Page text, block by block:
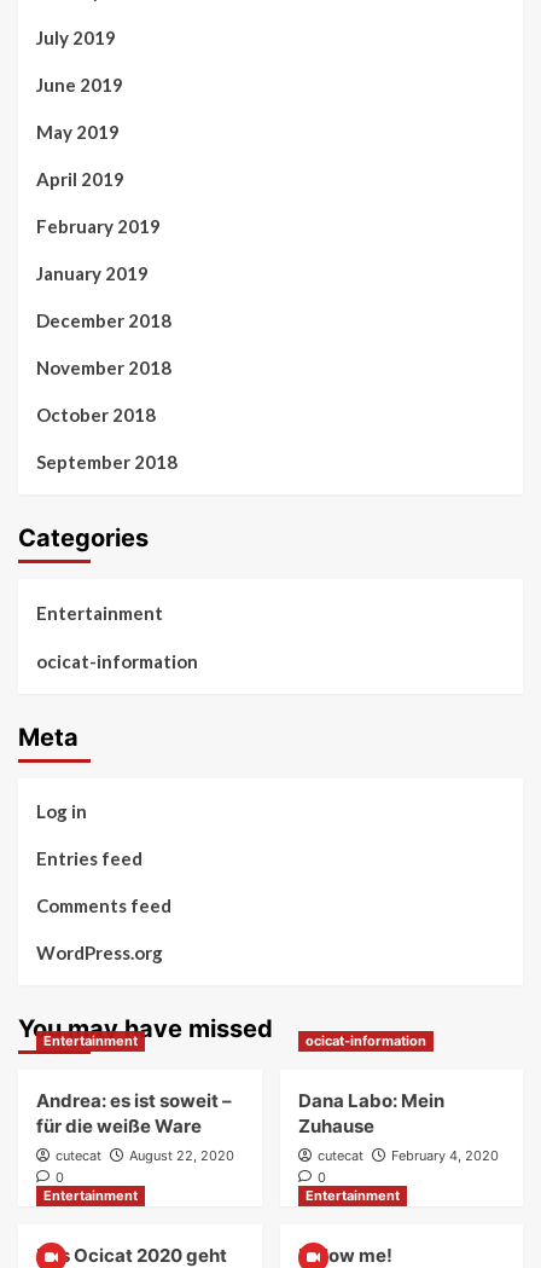
July 2019
June 2019
May 2019
April 2019
February 2019
January 2019
December 2018
November 2018
October 2018
September 2018
Categories
Entertainment
ocicat-information
Meta
Log in
Entries feed
Comments feed
WordPress.org
You may have missed
Entertainment
Andrea: es ist soweit –
für die weiße Ware
cutecat
August 22, 2020
0
ocicat-information
Dana Labo: Mein
Zuhause
cutecat
February 4, 2020
0
Entertainment
Das Ocicat 2020 geht
Entertainment
Follow me!